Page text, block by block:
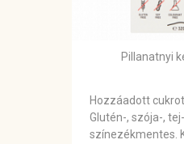
Pillanatnyi
Hozzáadott
Glutén-, szója-,
színezékmentes.